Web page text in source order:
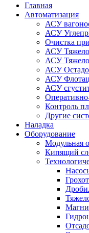
Главная
Автоматизация
АСУ
АСУ
Очистка
АСУ
АСУ
АСУ
АСУ
АСУ
Контроль
Другие
Наладка
Оборудование
Модульная
Кипящий